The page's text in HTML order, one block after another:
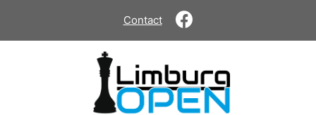
de
Contact